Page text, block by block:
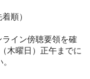
順）
イン傍聴要領を確
木曜日）正午までに